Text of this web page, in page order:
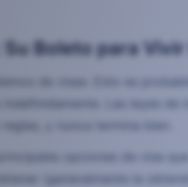
Su Boleto para
de visas. Esto es
indefinidamente. Las leyes
(generalmente la